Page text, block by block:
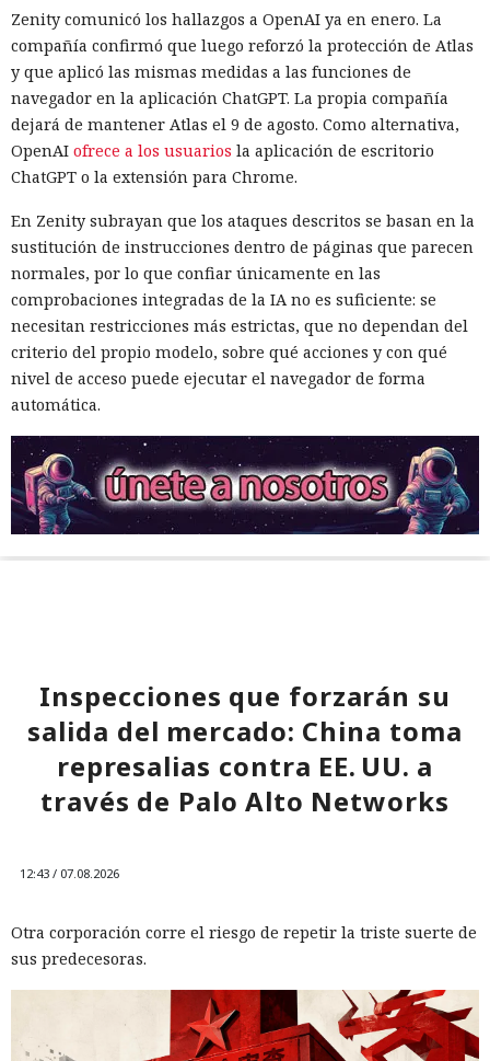
Zenity comunicó los hallazgos a OpenAI ya en enero. La
compañía confirmó que luego reforzó la protección de Atlas
y que aplicó las mismas medidas a las funciones de
navegador en la aplicación ChatGPT. La propia compañía
dejará de mantener Atlas el 9 de agosto. Como alternativa,
OpenAI ofrece a los usuarios la aplicación de escritorio
ChatGPT o la extensión para Chrome.
En Zenity subrayan que los ataques descritos se basan en la
sustitución de instrucciones dentro de páginas que parecen
normales, por lo que confiar únicamente en las
comprobaciones integradas de la IA no es suficiente: se
necesitan restricciones más estrictas, que no dependan del
criterio del propio modelo, sobre qué acciones y con qué
nivel de acceso puede ejecutar el navegador de forma
automática.
Inspecciones que forzarán su
salida del mercado: China toma
represalias contra EE. UU. a
través de Palo Alto Networks
12:43 / 07.08.2026
Otra corporación corre el riesgo de repetir la triste suerte de
sus predecesoras.